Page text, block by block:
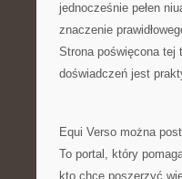
jednocześnie pełen
znaczenie
Strona poświęcona tej
doświadczeń jest
Equi Verso można
To portal, który
kto chce poszerzyć